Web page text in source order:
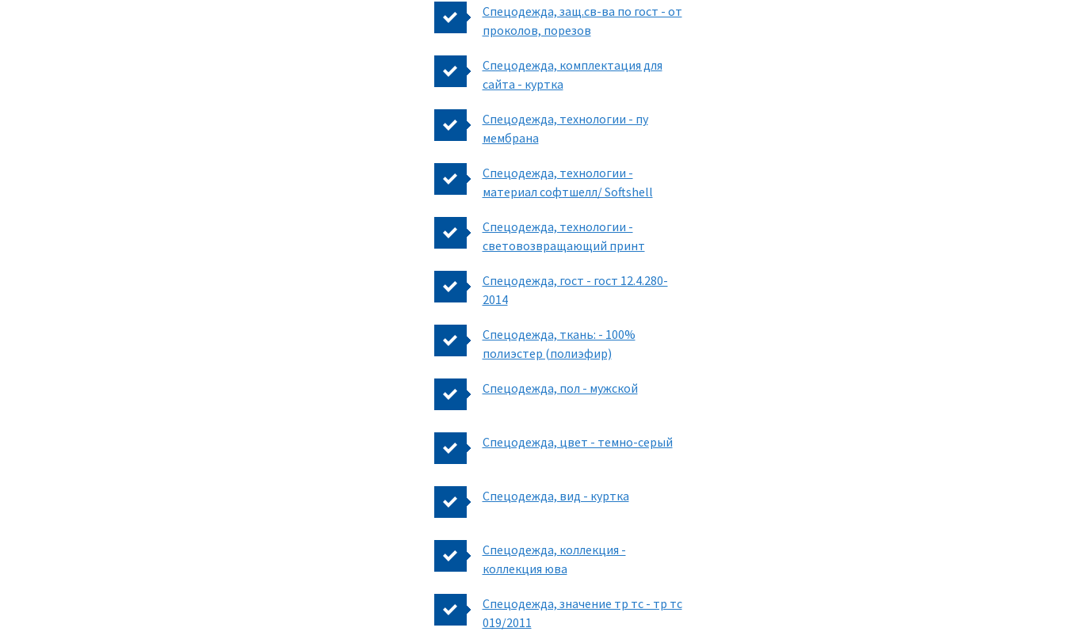
Спецодежда, защ.св-ва по гост - от
проколов, порезов
Спецодежда, комплектация для
сайта - куртка
Спецодежда, технологии - пу
мембрана
Спецодежда, технологии -
материал софтшелл/ Softshell
Спецодежда, технологии -
световозвращающий принт
Спецодежда, гост - гост 12.4.280-
2014
Спецодежда, ткань: - 100%
полиэстер (полиэфир)
Спецодежда, пол - мужской
Спецодежда, цвет - темно-серый
Спецодежда, вид - куртка
Спецодежда, коллекция -
коллекция юва
Спецодежда, значение тр тс - тр тс
019/2011